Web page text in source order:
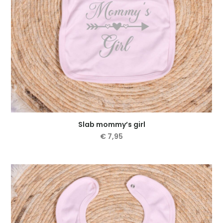
productpagina
Slab mommy’s girl
€ 7,95
heeft
meerdere
variaties.
Deze
optie
kan